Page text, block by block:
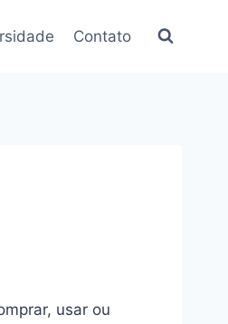
Contato
usar ou